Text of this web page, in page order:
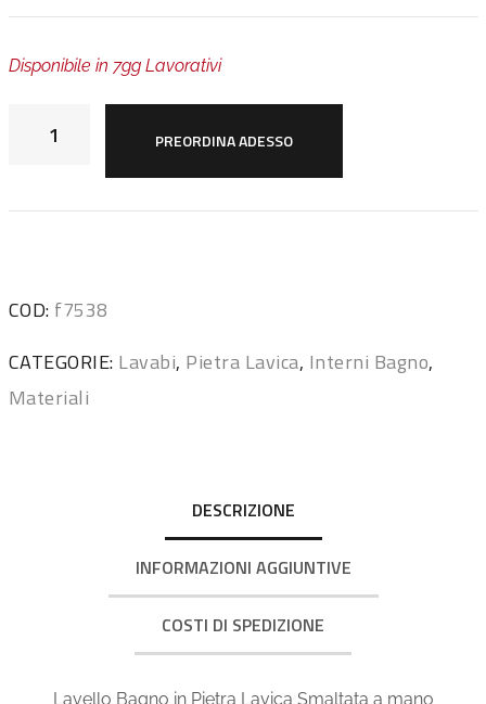
Disponibile in 7gg Lavorativi
PREORDINA ADESSO
COD: f7538
CATEGORIE: Lavabi, Pietra Lavica, Interni Bagno,
Materiali
DESCRIZIONE
INFORMAZIONI AGGIUNTIVE
COSTI DI SPEDIZIONE
Lavello Bagno in Pietra Lavica Smaltata a mano